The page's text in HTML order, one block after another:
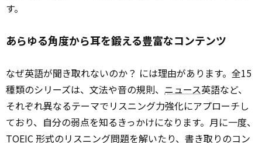
す。
あらゆる角度から耳を鍛える豊富なコンテンツ
なぜ英語が聞き取れないのか？ には理由があります。全15
種類のシリーズは、文法や音の規則、 ニュース英語など、
それぞれ異なるテーマでリスニング力強化にアプローチし
ており、自分の弱点を知るきっかけになります。月に一度、
TOEIC 形式のリスニング問題を解いたり、書き取りのコン